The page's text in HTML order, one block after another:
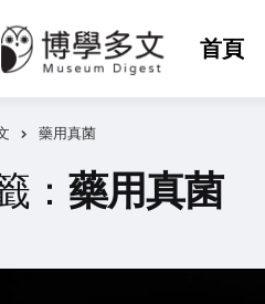
首頁
藥用真菌
： 藥用真菌